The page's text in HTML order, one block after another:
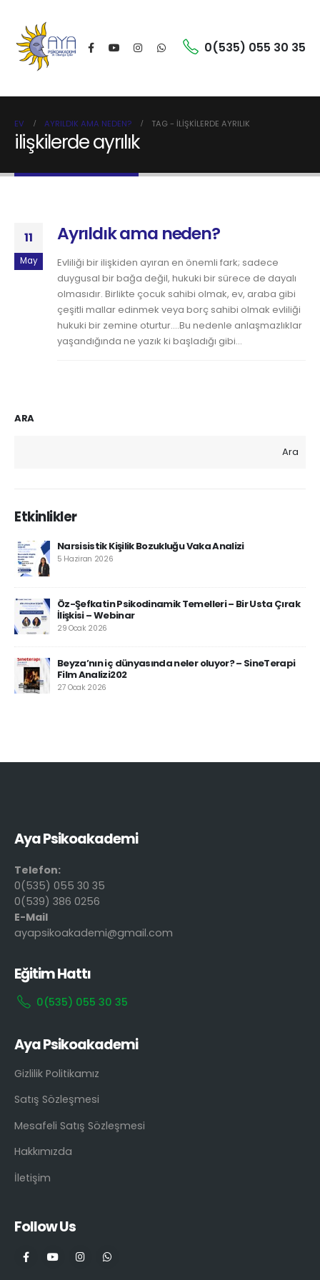
0(535) 055 30 35
EV AYRILDIK AMA NEDEN? TAG - ILIŞKILERDE AYRILIK
ilişkilerde ayrılık
11
May
Ayrıldık ama neden?
Evliliği bir ilişkiden ayıran en önemli fark; sadece
duygusal bir bağa değil, hukuki bir sürece de dayalı
olmasıdır. Birlikte çocuk sahibi olmak, ev, araba gibi
çeşitli mallar edinmek veya borç sahibi olmak evliliği
hukuki bir zemine oturtur.…Bu nedenle anlaşmazlıklar
yaşandığında ne yazık ki başladığı gibi...
ARA
Ara
Etkinlikler
Narsisistik Kişilik Bozukluğu Vaka Analizi
5 Haziran 2026
Öz-Şefkatin Psikodinamik Temelleri – Bir Usta Çırak
İlişkisi – Webinar
29 Ocak 2026
Beyza’nın iç dünyasında neler oluyor? – SineTerapi
Film Analizi202
27 Ocak 2026
Aya Psikoakademi
Telefon:
0(535) 055 30 35
0(539) 386 0256
E-Mail
ayapsikoakademi@gmail.com
Eğitim Hattı
0(535) 055 30 35
Aya Psikoakademi
Gizlilik Politikamız
Satış Sözleşmesi
Mesafeli Satış Sözleşmesi
Hakkımızda
İletişim
Follow Us